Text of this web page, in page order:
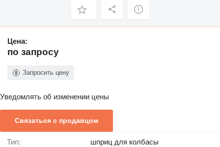
Цена:
по запросу
Запросить цену
Уведомлять об изменении цены
Связаться с продавцом
Тип: шприц для колбасы